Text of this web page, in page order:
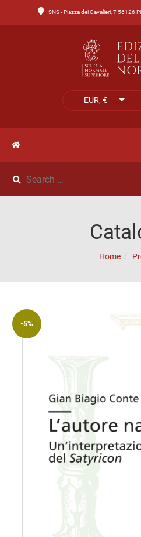
SNS - Piazza dei Cavalieri, 7 56126
EUR, €
MenuCatalogo
Catalogo
Incipit
Archetipi
Senza
titolo
Annali
Lettere
NOVITÀ
NEWS
IL
Home
-5%